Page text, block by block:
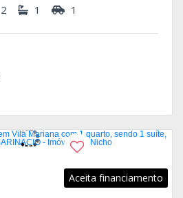
2 1 1
Aceita financiamento